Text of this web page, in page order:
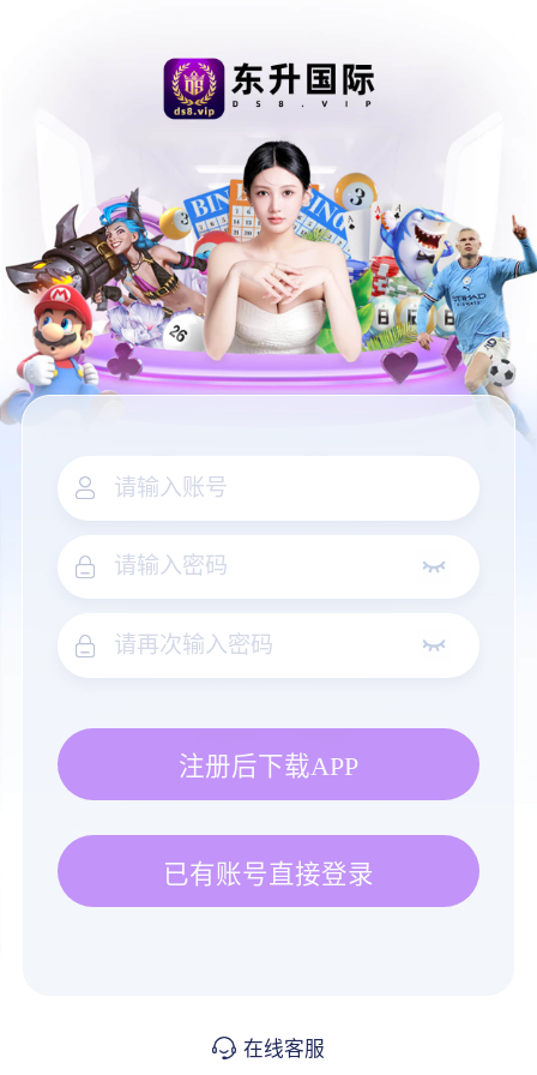
注册后下载APP
已有账号直接登录
在线客服